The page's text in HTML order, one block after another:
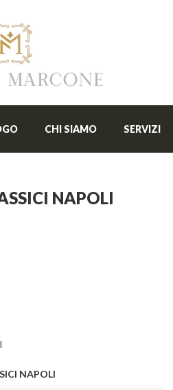
CHI SIAMO SERVIZI
NAPOLI
NAPOLI